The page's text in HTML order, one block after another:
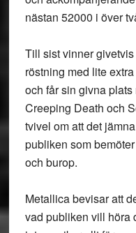
nästan 52000 i över
Till sist vinner
röstning med lite
och får sin givna
Creeping Death och
tvivel om att det
publiken som
och burop.
Metallica bevisar att
vad publiken vill höra